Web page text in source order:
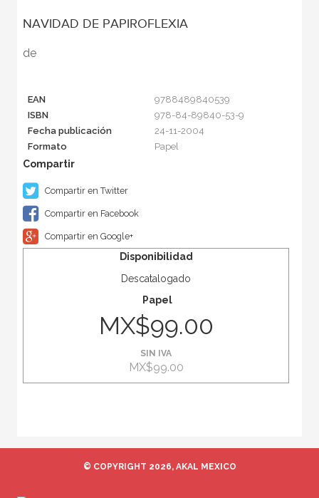
NAVIDAD DE PAPIROFLEXIA
de
EAN
9788489840539
ISBN
978-84-89840-53-9
Fecha publicación
24-11-2004
Formato
Papel
Compartir en Twitter
Compartir en Facebook
Compartir en Google+
Disponibilidad
Descatalogado
Papel
MX$99.00
SIN IVA
MX$99.00
© COPYRIGHT 2026, AKAL MEXICO